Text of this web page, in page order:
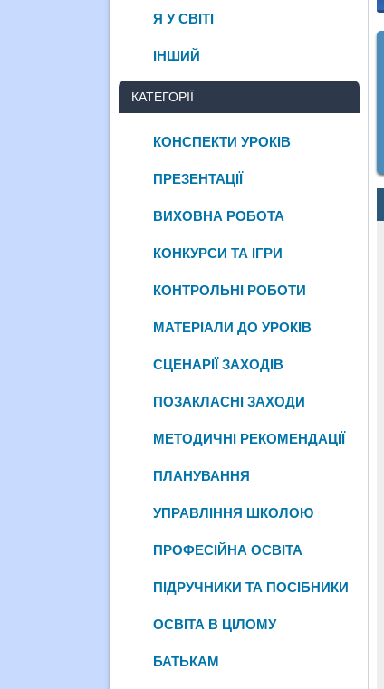
Я У СВІТІ
ІНШИЙ
КАТЕГОРІЇ
КОНСПЕКТИ УРОКІВ
ПРЕЗЕНТАЦІЇ
ВИХОВНА РОБОТА
КОНКУРСИ ТА ІГРИ
КОНТРОЛЬНІ РОБОТИ
МАТЕРІАЛИ ДО УРОКІВ
СЦЕНАРІЇ ЗАХОДІВ
ПОЗАКЛАСНІ ЗАХОДИ
МЕТОДИЧНІ РЕКОМЕНДАЦІЇ
ПЛАНУВАННЯ
УПРАВЛІННЯ ШКОЛОЮ
ПРОФЕСІЙНА ОСВІТА
ПІДРУЧНИКИ ТА ПОСІБНИКИ
ОСВІТА В ЦІЛОМУ
БАТЬКАМ